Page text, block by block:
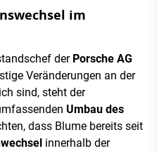
im
der Porsche AG
Veränderungen an der
sind, steht der
Umbau des
dass Blume bereits seit
innerhalb der